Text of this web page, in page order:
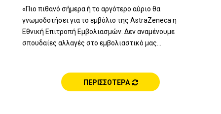
«Πιο πιθανό σήμερα ή το αργότερο αύριο θα
γνωμοδοτήσει για το εμβόλιο της AstraZeneca η
Εθνική Επιτροπή Εμβολιασμών. Δεν αναμένουμε
σπουδαίες αλλαγές στο εμβολιαστικό μας...
ΠΕΡΙΣΣΟΤΕΡΑ